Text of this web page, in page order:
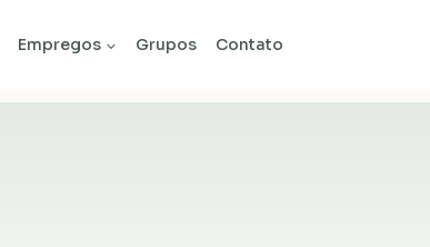
Empregos Grupos Contato